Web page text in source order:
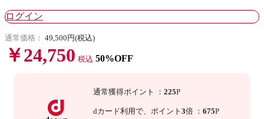
ログイン
通常価格： 49,500円(税込)
￥24,750 税込 50%OFF
通常獲得ポイント ： 225P
dカード利用で、 ポイント 3倍 ： 675P